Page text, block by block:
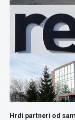
Hrdí partneri od